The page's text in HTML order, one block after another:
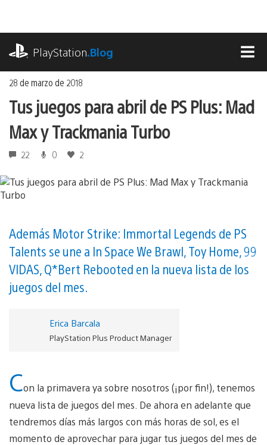
contenido
PlayStation.Blog
28 de marzo de 2018
Tus juegos para abril de PS Plus: Mad
Max y Trackmania Turbo
22 0 2
Además Motor Strike: Immortal Legends de PS
Talents se une a In Space We Brawl, Toy Home, 99
VIDAS, Q*Bert Rebooted en la nueva lista de los
juegos del mes.
Erica Barcala
PlayStation Plus Product Manager
Con la primavera ya sobre nosotros (¡por fin!), tenemos
nueva lista de juegos del mes. De ahora en adelante que
tendremos días más largos con más horas de sol, es el
momento de aprovechar para jugar tus juegos del mes de